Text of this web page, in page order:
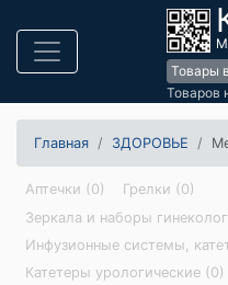
Товары
Товаров
Главная ЗДОРОВЬЕ
Аптечки (0)
Грелки (0)
Зеркала и наборы
Инфузионные системы,
Катетеры урологические (0)